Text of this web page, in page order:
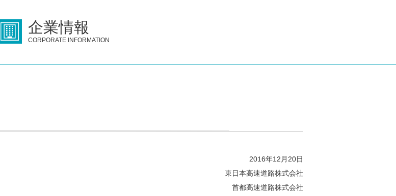
企業情報
CORPORATE INFORMATION
2016年12月20日
東日本高速道路株式会社
首都高速道路株式会社